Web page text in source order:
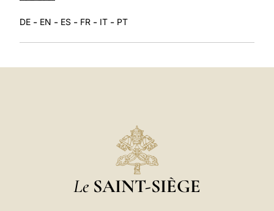
DE - EN - ES - FR - IT - PT
Le SAINT-SIÈGE